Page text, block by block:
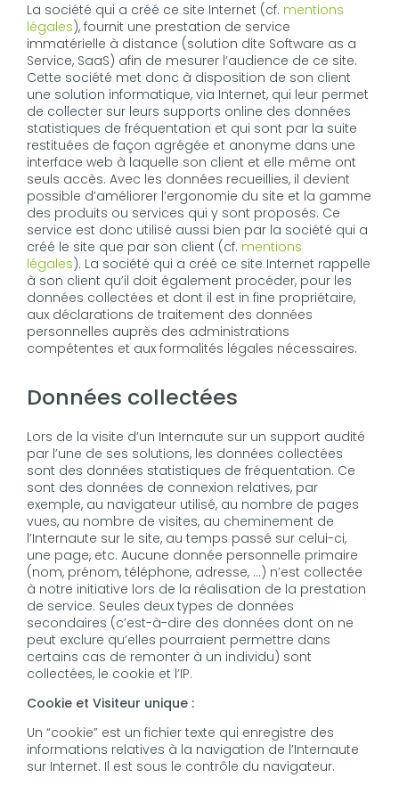
La société qui a créé ce site Internet (cf. mentions
légales), fournit une prestation de service
immatérielle à distance (solution dite Software as a
Service, SaaS) afin de mesurer l’audience de ce site.
Cette société met donc à disposition de son client
une solution informatique, via Internet, qui leur permet
de collecter sur leurs supports online des données
statistiques de fréquentation et qui sont par la suite
restituées de façon agrégée et anonyme dans une
interface web à laquelle son client et elle même ont
seuls accès. Avec les données recueillies, il devient
possible d’améliorer l’ergonomie du site et la gamme
des produits ou services qui y sont proposés. Ce
service est donc utilisé aussi bien par la société qui a
créé le site que par son client (cf. mentions
légales). La société qui a créé ce site Internet rappelle
à son client qu’il doit également procéder, pour les
données collectées et dont il est in fine propriétaire,
aux déclarations de traitement des données
personnelles auprès des administrations
compétentes et aux formalités légales nécessaires.
Données collectées
Lors de la visite d’un Internaute sur un support audité
par l’une de ses solutions, les données collectées
sont des données statistiques de fréquentation. Ce
sont des données de connexion relatives, par
exemple, au navigateur utilisé, au nombre de pages
vues, au nombre de visites, au cheminement de
l’Internaute sur le site, au temps passé sur celui-ci,
une page, etc. Aucune donnée personnelle primaire
(nom, prénom, téléphone, adresse, …) n’est collectée
à notre initiative lors de la réalisation de la prestation
de service. Seules deux types de données
secondaires (c’est-à-dire des données dont on ne
peut exclure qu’elles pourraient permettre dans
certains cas de remonter à un individu) sont
collectées, le cookie et l’IP.
Cookie et Visiteur unique :
Un “cookie” est un fichier texte qui enregistre des
informations relatives à la navigation de l’Internaute
sur Internet. Il est sous le contrôle du navigateur.